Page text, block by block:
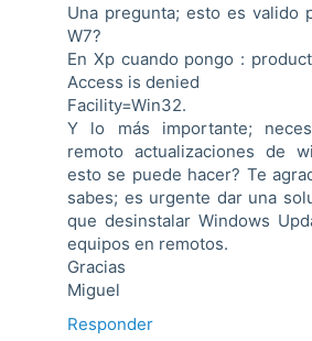
Una pregunta; esto es valido
W7?
En Xp cuando pongo :
Access is denied
Facility=Win32.
Y lo más importante;
remoto actualizaciones de
esto se puede hacer? Te
sabes; es urgente dar una
que desinstalar Windows
equipos en remotos.
Gracias
Miguel
Responder